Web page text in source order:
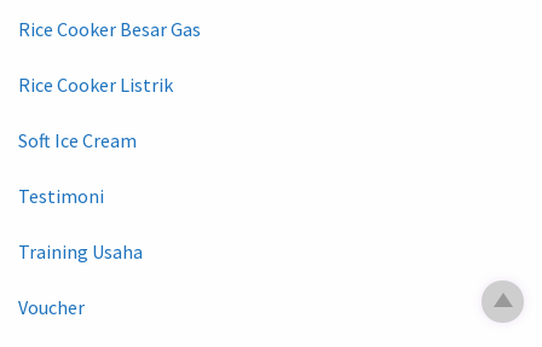
Rice Cooker Besar Gas
Rice Cooker Listrik
Soft Ice Cream
Testimoni
Training Usaha
Voucher